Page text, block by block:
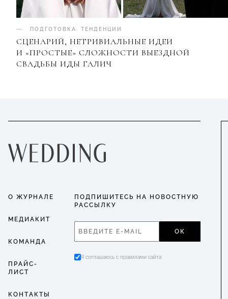
ПОДГОТОВКА. ТЕНДЕНЦИИ
СЦЕНАРИЙ, НЕТРИВИАЛЬНЫЕ ИДЕИ
И «ПРОСТЫЕ» СЛОЖНОСТИ ВЫЕЗДНОЙ
СВАДЬБЫ ИДЫ ГАЛИЧ
О ЖУРНАЛЕ
МЕДИАКИТ
КОМАНДА
ПРАЙС-
ЛИСТ
КОНТАКТЫ
ПОДПИШИТЕСЬ НА НОВОСТНУЮ
РАССЫЛКУ
ОК
Я соглашаюсь с правилами сайта